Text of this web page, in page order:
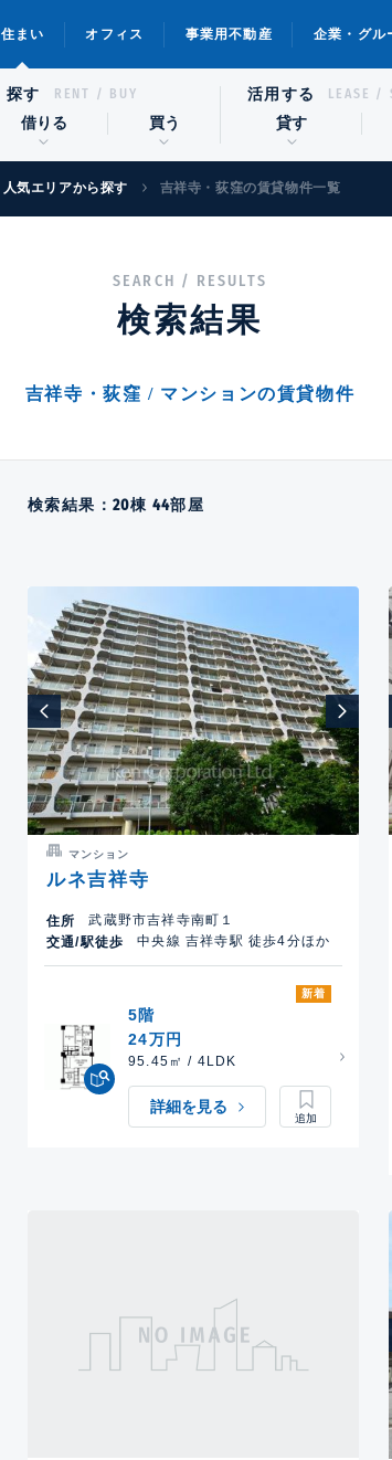
住まい オフィス 事業用不動産 企業・グル
探す RENT / BUY
借りる 買う
活用する LEASE /
貸す
人気エリアから探す 吉祥寺・荻窪の賃貸物件一覧
SEARCH / RESULTS
検索結果
吉祥寺・荻窪 / マンションの賃貸物件
検索結果： 20棟 44部屋
マンション
ルネ吉祥寺
住所
武蔵野市吉祥寺南町１
交通/駅徒歩
中央線 吉祥寺駅 徒歩4分ほか
新着
5階
24万円
95.45㎡ / 4LDK
詳細を見る